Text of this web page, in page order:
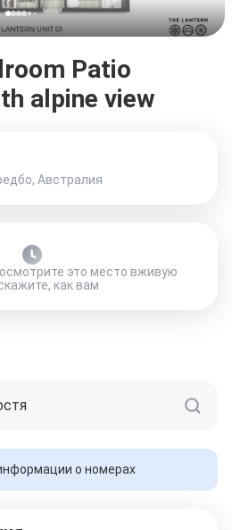
Patio
alpine view
Австралия
это место вживую
как вам
о номерах